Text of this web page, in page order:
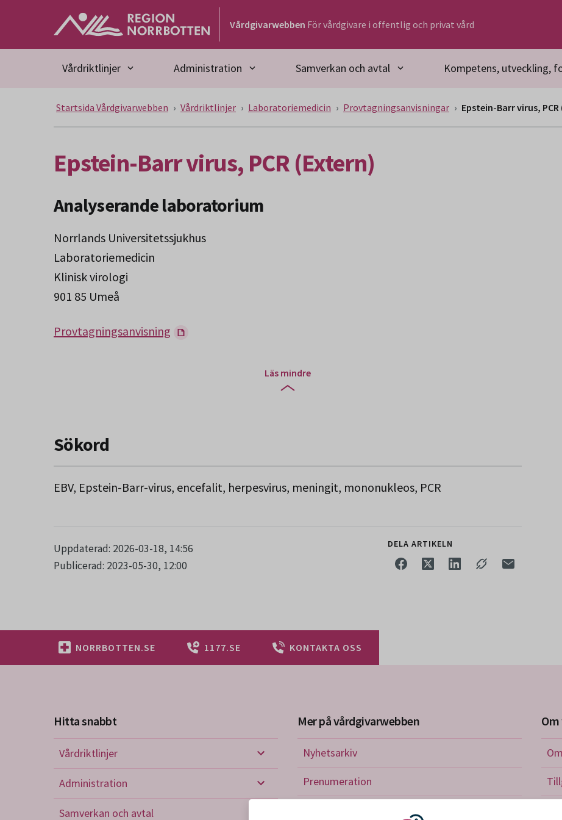
Gå till huvudmeny
Gå till övergripande innehåll
Vårdgivarwebben För vårdgivare i offentlig och privat vård
Vårdriktlinjer Administration Samverkan och avtal Kompetens, utveckling,
Startsida Vårdgivarwebben Vårdriktlinjer Laboratoriemedicin Provtagningsanvisningar Epstein-Barr virus, PCR
Epstein-Barr virus, PCR (Extern)
Analyserande laboratorium
Norrlands Universitetssjukhus
Laboratoriemedicin
Klinisk virologi
901 85 Umeå
Provtagningsanvisning
Läs mindre
Sökord
EBV, Epstein-Barr-virus, encefalit, herpesvirus, meningit, mononukleos, PCR
Uppdaterad: 2026-03-18, 14:56
Publicerad: 2023-05-30, 12:00
DELA ARTIKELN
NORRBOTTEN.SE 1177.SE KONTAKTA OSS
Hitta snabbt
Vårdriktlinjer
Vårdriktlinjer
Administration
Samverkan och avtal
Mer på vårdgivarwebben
Nyhetsarkiv
Prenumeration